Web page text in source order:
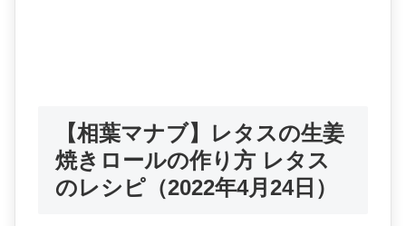
【相葉マナブ】レタスの生姜
焼きロールの作り方 レタス
のレシピ（2022年4月24日）